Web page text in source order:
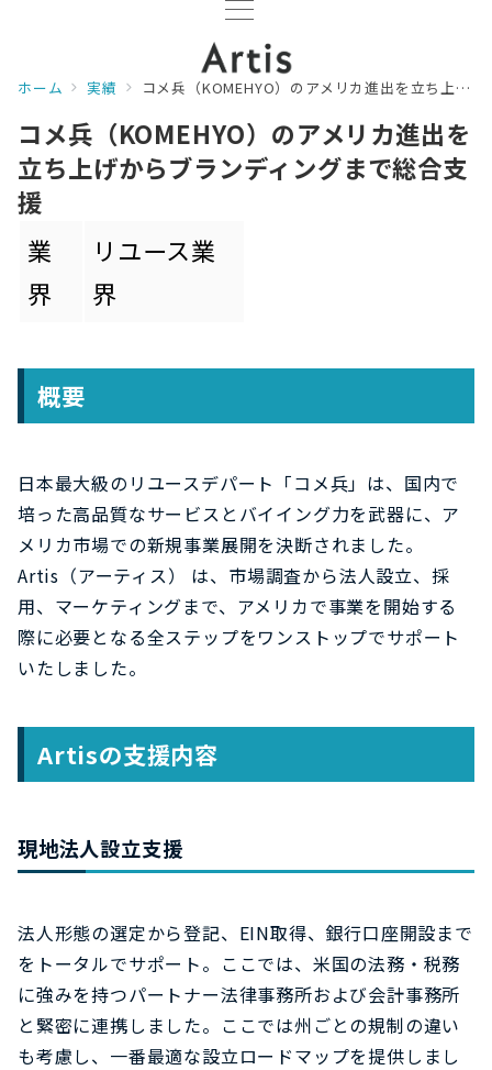
ホーム 実績 コメ兵（KOMEHYO）のアメリカ進出を立ち上げからブランディングまで総合支援
コメ兵（KOMEHYO）のアメリカ進出を
立ち上げからブランディングまで総合支
援
業
界
リユース業
界
概要
日本最大級のリユースデパート「コメ兵」は、国内で
培った高品質なサービスとバイイング力を武器に、ア
メリカ市場での新規事業展開を決断されました。
Artis（アーティス） は、市場調査から法人設立、採
用、マーケティングまで、アメリカで事業を開始する
際に必要となる全ステップをワンストップでサポート
いたしました。
Artisの支援内容
現地法人設立支援
法人形態の選定から登記、EIN取得、銀行口座開設まで
をトータルでサポート。ここでは、米国の法務・税務
に強みを持つパートナー法律事務所および会計事務所
と緊密に連携しました。ここでは州ごとの規制の違い
も考慮し、一番最適な設立ロードマップを提供しまし